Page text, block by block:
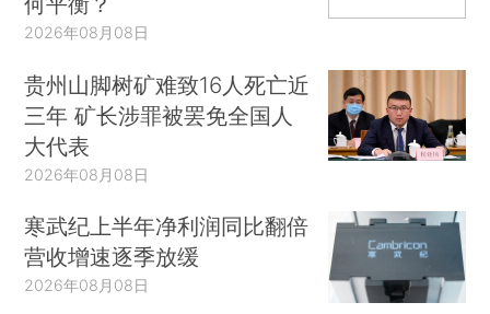
2026年08月08日
贵州山脚树矿难致16人死亡近
三年 矿长涉罪被罢免全国人
大代表
2026年08月08日
寒武纪上半年净利润同比翻倍
营收增速逐季放缓
2026年08月08日